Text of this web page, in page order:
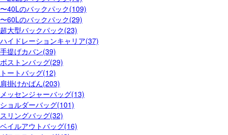
〜40Lのバックパック(109)
〜60Lのバックパック(29)
超大型バックパック(23)
ハイドレーションキャリア(37)
手提げカバン(39)
ボストンバッグ(29)
トートバッグ(12)
肩掛けかばん(203)
メッセンジャーバッグ(13)
ショルダーバッグ(101)
スリングバッグ(32)
ベイルアウトバッグ(16)